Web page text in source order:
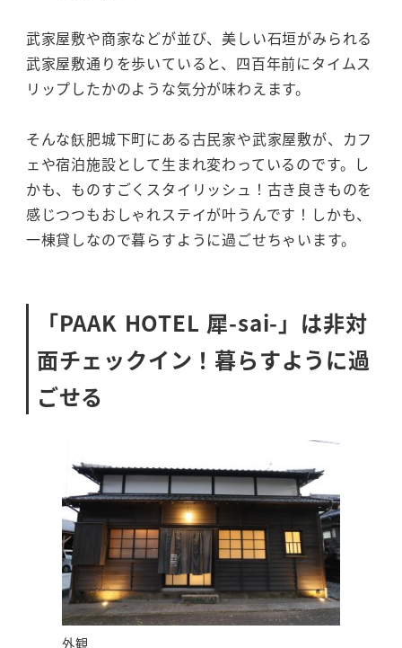
武家屋敷や商家などが並び、美しい石垣がみられる
武家屋敷通りを歩いていると、四百年前にタイムス
リップしたかのような気分が味わえます。
そんな飫肥城下町にある古民家や武家屋敷が、カフ
ェや宿泊施設として生まれ変わっているのです。し
かも、ものすごくスタイリッシュ！古き良きものを
感じつつもおしゃれステイが叶うんです！しかも、
一棟貸しなので暮らすように過ごせちゃいます。
「PAAK HOTEL 犀-sai-」は非対
面チェックイン！暮らすように過
ごせる
外観